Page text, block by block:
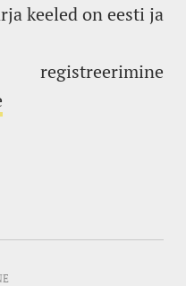
keeled on eesti ja